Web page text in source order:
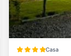
Casa